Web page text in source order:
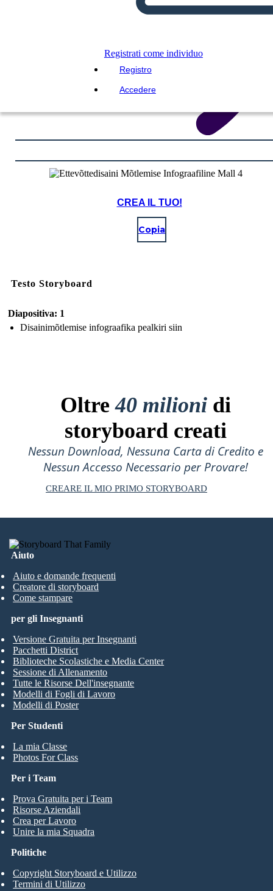
Registrati come individuo
Registro
Accedere
CREA IL TUO!
Copia
Testo Storyboard
Diapositiva: 1
Disainimõtlemise infograafika pealkiri siin
Oltre40 milioni di
storyboard creati
Nessun Download, Nessuna Carta di Credito e
Nessun Accesso Necessario per Provare!
CREARE IL MIO PRIMO STORYBOARD
Aiuto
Aiuto e domande frequenti
Creatore di storyboard
Come stampare
Per Studenti
La mia Classe
Photos For Class
per gli Insegnanti
Versione Gratuita per Insegnanti
Pacchetti District
Biblioteche Scolastiche e Media Center
Sessione di Allenamento
Tutte le Risorse Dell'insegnante
Modelli di Fogli di Lavoro
Modelli di Poster
Per i Team
Prova Gratuita per i Team
Risorse Aziendali
Crea per Lavoro
Unire la mia Squadra
Politiche
Copyright Storyboard e Utilizzo
Termini di Utilizzo